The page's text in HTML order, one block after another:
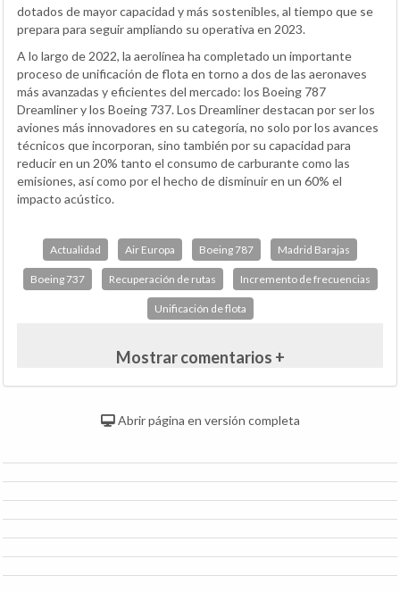
dotados de mayor capacidad y más sostenibles, al tiempo que se
prepara para seguir ampliando su operativa en 2023.
A lo largo de 2022, la aerolínea ha completado un importante
proceso de unificación de flota en torno a dos de las aeronaves
más avanzadas y eficientes del mercado: los Boeing 787
Dreamliner y los Boeing 737. Los Dreamliner destacan por ser los
aviones más innovadores en su categoría, no solo por los avances
técnicos que incorporan, sino también por su capacidad para
reducir en un 20% tanto el consumo de carburante como las
emisiones, así como por el hecho de disminuir en un 60% el
impacto acústico.
Actualidad Air Europa Boeing 787 Madrid Barajas
Boeing 737 Recuperación de rutas Incremento de frecuencias
Unificación de flota
Mostrar comentarios +
Abrir página en versión completa